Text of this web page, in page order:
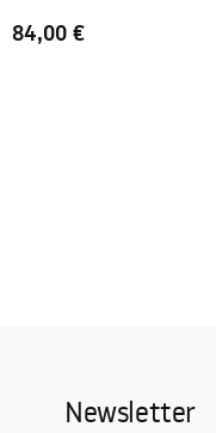
84,00 €
Newsletter